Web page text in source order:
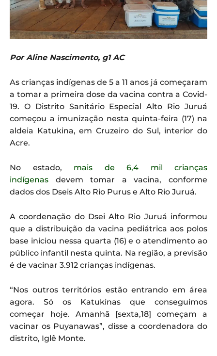
Por Aline Nascimento, g1 AC
As crianças indígenas de 5 a 11 anos já começaram
a tomar a primeira dose da vacina contra a Covid-
19. O Distrito Sanitário Especial Alto Rio Juruá
começou a imunização nesta quinta-feira (17) na
aldeia Katukina, em Cruzeiro do Sul, interior do
Acre.
No estado, mais de 6,4 mil crianças
indígenas devem tomar a vacina, conforme
dados dos Dseis Alto Rio Purus e Alto Rio Juruá.
A coordenação do Dsei Alto Rio Juruá informou
que a distribuição da vacina pediátrica aos polos
base iniciou nessa quarta (16) e o atendimento ao
público infantil nesta quinta. Na região, a previsão
é de vacinar 3.912 crianças indígenas.
“Nos outros territórios estão entrando em área
agora. Só os Katukinas que conseguimos
começar hoje. Amanhã [sexta,18] começam a
vacinar os Puyanawas”, disse a coordenadora do
distrito, Iglê Monte.